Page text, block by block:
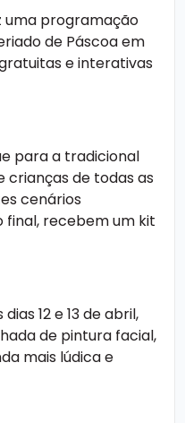
uma programação
de Páscoa em
e interativas
para a tradicional
crianças de todas as
cenários
final, recebem um kit
12 e 13 de abril,
de pintura facial,
mais lúdica e